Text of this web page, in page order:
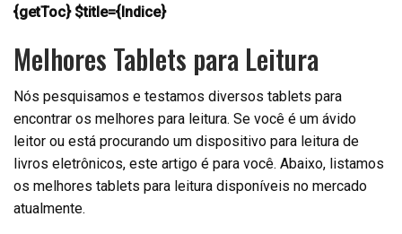
{getToc} $title={Indice}
Melhores Tablets para Leitura
Nós pesquisamos e testamos diversos tablets para
encontrar os melhores para leitura. Se você é um ávido
leitor ou está procurando um dispositivo para leitura de
livros eletrônicos, este artigo é para você. Abaixo, listamos
os melhores tablets para leitura disponíveis no mercado
atualmente.